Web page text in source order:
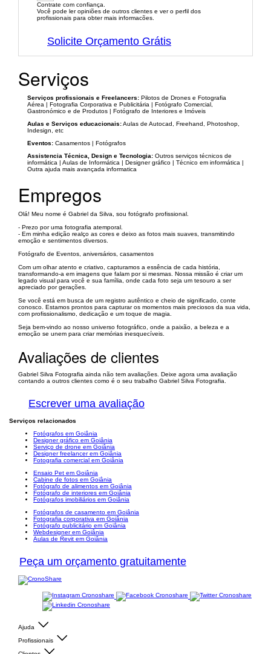
Contrate com confiança.
Você pode ler opiniões de outros clientes e ver o perfil dos
profissionais para obter mais informacões.
Solicite Orçamento Grátis
Serviços
Serviços profissionais e Freelancers: Pilotos de Drones e Fotografia
Aérea | Fotografia Corporativa e Publicitária | Fotógrafo Comercial,
Gastronómico e de Produtos | Fotógrafo de Interiores e Imóveis
Aulas e Serviços educacionais:Aulas de Autocad, Freehand, Photoshop,
Indesign, etc
Eventos: Casamentos | Fotógrafos
Assistencia Técnica, Design e Tecnologia: Outros serviços técnicos de
informática | Aulas de Informática | Designer gráfico | Técnico em informática |
Outra ajuda mais avançada informatica
Empregos
Olá! Meu nome é Gabriel da Silva, sou fotógrafo profissional.
- Prezo por uma fotografia atemporal.
- Em minha edição realço as cores e deixo as fotos mais suaves, transmitindo
emoção e sentimentos diversos.
Fotógrafo de Eventos, aniversários, casamentos
Com um olhar atento e criativo, capturamos a essência de cada história,
transformando-a em imagens que falam por si mesmas. Nossa missão é criar um
legado visual para você e sua família, onde cada foto seja um tesouro a ser
apreciado por gerações.
Se você está em busca de um registro autêntico e cheio de significado, conte
conosco. Estamos prontos para capturar os momentos mais preciosos da sua vida,
com profissionalismo, dedicação e um toque de magia.
Seja bem-vindo ao nosso universo fotográfico, onde a paixão, a beleza e a
emoção se unem para criar memórias inesquecíveis.
Avaliações de clientes
Gabriel Silva Fotografia ainda não tem avaliações. Deixe agora uma avaliação
contando a outros clientes como é o seu trabalho Gabriel Silva Fotografia.
Escrever uma avaliação
Serviços relacionados
Fotógrafos em Goiânia
Designer gráfico em Goiânia
Serviço de drone em Goiânia
Designer freelancer em Goiânia
Fotografia comercial em Goiânia
Ensaio Pet em Goiânia
Cabine de fotos em Goiânia
Fotógrafo de alimentos em Goiânia
Fotógrafo de interiores em Goiânia
Fotógrafos imobiliários em Goiânia
Fotógrafos de casamento em Goiânia
Fotografia corporativa em Goiânia
Fotógrafo publicitário em Goiânia
Webdesigner em Goiânia
Aulas de Revit em Goiânia
Peça um orçamento gratuitamente
Ajuda
Profissionais